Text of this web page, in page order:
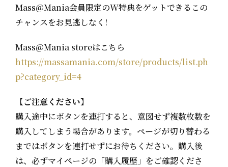
Mass@Mania会員限定のW特典をゲットできるこの
チャンスをお見逃しなく!
Mass@Mania storeはこちら
https://massamania.com/store/products/list.ph
p?category_id=4
【ご注意ください】
購入途中にボタンを連打すると、意図せず複数枚数を
購入してしまう場合があります。ページが切り替わる
まではボタンを連打せずにお待ちください。購入後
は、必ずマイページの「購入履歴」をご確認くださ